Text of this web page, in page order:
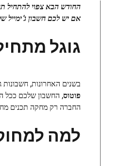
החודש הבא צפוי להתחיל
אם יש לכם חשבון ג'ימייל
גוגל
בשנים האחרונות,
פוטוס, החשבון שלכם ככל
החברה רק מחקה תכנים
למה